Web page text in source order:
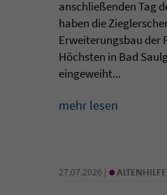
anschließenden Tag
haben die
Erweiterungsbau der
Höchsten in Bad
eingeweiht...
mehr lesen
27.07.2026 | • ALTENHILFE